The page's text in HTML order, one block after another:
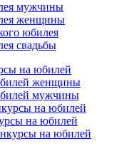
мужчины
женщины
юбилея
свадьбы
на юбилей
женщины
мужчины
на юбилей
на юбилей
на юбилей